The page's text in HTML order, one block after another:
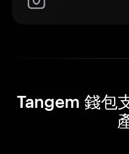
Tangem 錢包